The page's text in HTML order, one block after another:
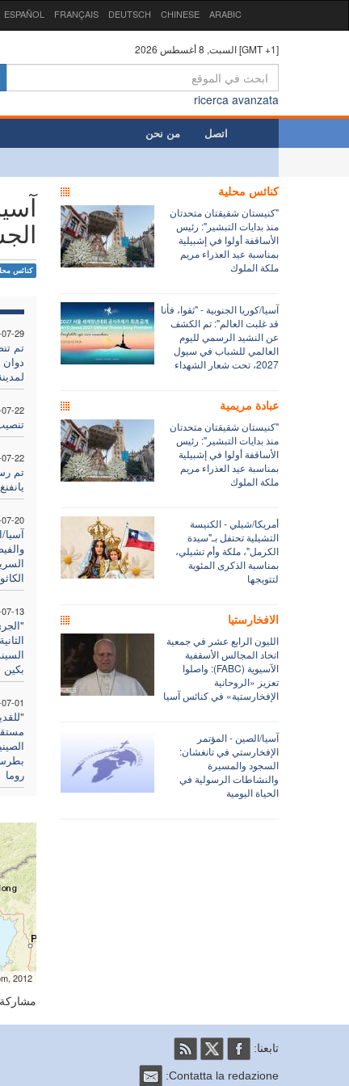
ESPAÑOL FRANÇAIS DEUTSCH CHINESE ARABIC
السبت, 8 أغسطس 2026 [GMT +1]
ricerca avanzata
من نحن اتصل
كنائس
29
تم
22
22
تم
20
13
بكين
01
روما
2012
كنائس محلية
"كنيستان شقيقتان متحدتان
منذ بدايات التبشير": رئيس
الأساقفة أولوا في إشبيلية
بمناسبة عيد العذراء مريم
ملكة الملوك
آسيا/كوريا الجنوبية - "ثقوا، فأنا
قد غلبت العالم": تم الكشف
عن النشيد الرسمي لليوم
العالمي للشباب في سيول
2027، تحت شعار الشهداء
عبادة مريمية
"كنيستان شقيقتان متحدتان
منذ بدايات التبشير": رئيس
الأساقفة أولوا في إشبيلية
بمناسبة عيد العذراء مريم
ملكة الملوك
أمريكا/شيلي - الكنيسة
التشيلية تحتفل بـ"سيدة
الكرمل"، ملكة وأم تشيلي،
بمناسبة الذكرى المئوية
لتتويجها
الافخارستيا
الليون الرابع عشر في جمعية
اتحاد المجالس الأسقفية
الآسيوية (FABC): واصلوا
تعزيز «الروحانية
الإفخارستية» في كنائس آسيا
آسيا/الصين - المؤتمر
الإفخارستي في تانغشان:
السجود والمسيرة
والنشاطات الرسولية في
الحياة اليومية
تابعنا:
Contatta la redazione: